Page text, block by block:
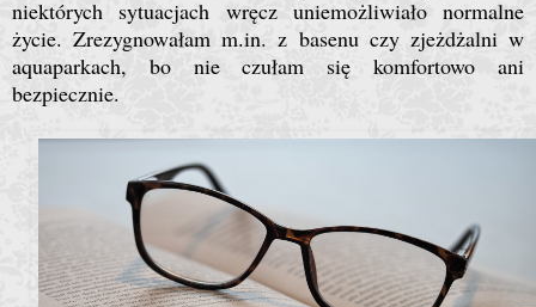
niektórych sytuacjach wręcz uniemożliwiało normalne
życie. Zrezygnowałam m.in. z basenu czy zjeżdżalni w
aquaparkach, bo nie czułam się komfortowo ani
bezpiecznie.